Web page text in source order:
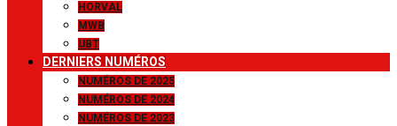
HORVAL
MWB
UBT
DERNIERS NUMÉROS
NUMÉROS DE 2025
NUMÉROS DE 2024
NUMÉROS DE 2023